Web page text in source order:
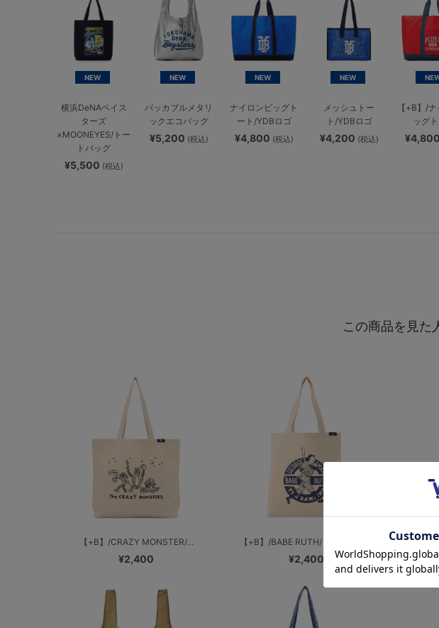
NEW
横浜DeNAベイス
ターズ
×MOONEYES/トー
トバッグ
¥5,500 (税込)
NEW
パッカブルメタリ
ックエコバッグ
¥5,200 (税込)
NEW
ナイロンビッグト
ート/YDBロゴ
¥4,800 (税込)
NEW
メッシュトー
ト/YDBロゴ
¥4,200 (税込)
【+B】/
ッグ
¥4,800
この商品を見た
【+B】/CRAZY MONSTER/...
¥2,400
【+B】/BABE RUTH/トートバッグ
¥2,400
【+B】